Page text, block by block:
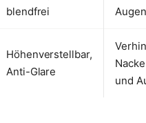
blendfrei
Augen
Höhenverstellbar,
Anti-Glare
und